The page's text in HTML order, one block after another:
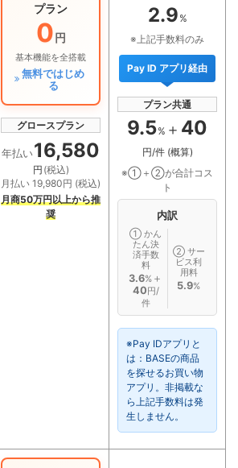
プラン
0円
基本機能を全搭載
無料ではじめ
る
グロースプラン
年払い16,580
円 (税込)
月払い 19,980円 (税込)
月商50万円以上から推
奨
2.9 %
※上記手数料のみ
Pay ID アプリ経由
プラン共通
9.5% ＋ 40
円/件 (概算)
※①＋②が合計コス
ト
内訳
① かん
たん決
済手数
料
3.6% ＋
40円/
件
② サー
ビス利
用料
5.9%
※Pay IDアプリと
は：BASEの商品
を探せるお買い物
アプリ。非掲載な
ら上記手数料は発
生しません。